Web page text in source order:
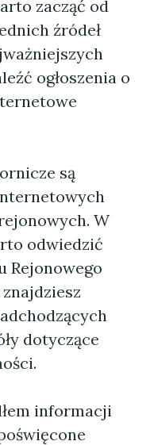
zacząć od
źródeł
ogłoszenia o
są
W
odwiedzić
Rejonowego
dotyczące
informacji